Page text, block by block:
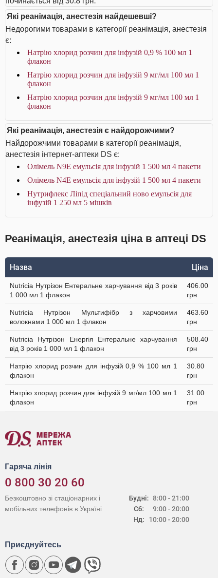
Які реанімація, анестезія найдешевші?
Недорогими товарами в категорії реанімація, анестезія
є:
Натрію хлорид розчин для інфузій 0,9 % 100 мл 1
флакон
Натрію хлорид розчин для інфузій 9 мг/мл 100 мл 1
флакон
Натрію хлорид розчин для інфузій 9 мг/мл 100 мл 1
флакон
Які реанімація, анестезія є найдорожчими?
Найдорожчими товарами в категорії реанімація,
анестезія інтернет-аптеки DS є:
Олімель N9E емульсія для інфузій 1 500 мл 4 пакети
Олімель N4E емульсія для інфузій 1 500 мл 4 пакети
Нутрифлекс Ліпід спеціальний ново емульсія для
інфузій 1 250 мл 5 мішків
Реанімація, анестезія ціна в аптеці DS
Назва Ціна
Nutricia Нутрізон Ентеральне харчування від 3 років
1 000 мл 1 флакон
406.00
грн
Nutricia Нутрізон Мультифібр з харчовими
волокнами 1 000 мл 1 флакон
463.60
грн
Nutricia Нутрізон Енергія Ентеральне харчування
від 3 років 1 000 мл 1 флакон
508.40
грн
Натрію хлорид розчин для інфузій 0,9 % 100 мл 1
флакон
30.80
грн
Натрію хлорид розчин для інфузій 9 мг/мл 100 мл 1
флакон
31.00
грн
Гаряча лінія
0 800 30 20 60
Будні:
Сб:
Нд:
8:00 - 21:00
9:00 - 20:00
10:00 - 20:00
Безкоштовно зі стаціонарних і
мобільних телефонів в Україні
Приєднуйтесь